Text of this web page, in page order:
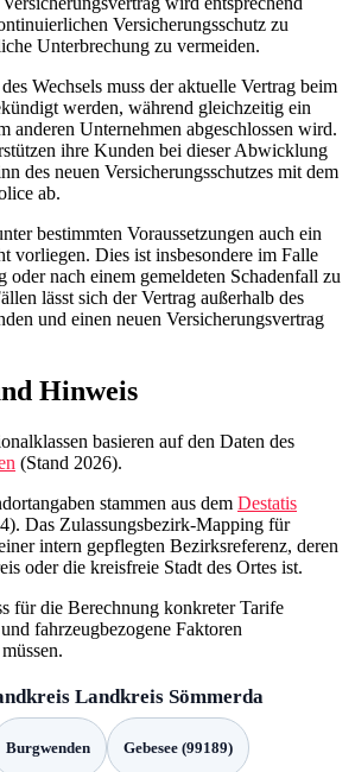
Versicherungsschutz zu
Unterbrechung zu vermeiden.
Wechsels muss der aktuelle Vertrag beim
werden, während gleichzeitig ein
anderen Unternehmen abgeschlossen wird.
ihre Kunden bei dieser Abwicklung
des neuen Versicherungsschutzes mit dem
ab.
bestimmten Voraussetzungen auch ein
vorliegen. Dies ist insbesondere im Falle
oder nach einem gemeldeten Schadenfall zu
lässt sich der Vertrag außerhalb des
und einen neuen Versicherungsvertrag
Hinweis
basieren auf den Daten des
(Stand 2026).
stammen aus dem Destatis
Das Zulassungsbezirk-Mapping für
intern gepflegten Bezirksreferenz, deren
oder die kreisfreie Stadt des Ortes ist.
für die Berechnung konkreter Tarife
fahrzeugbezogene Faktoren
Landkreis Sömmerda
Burgwenden Gebesee (99189)